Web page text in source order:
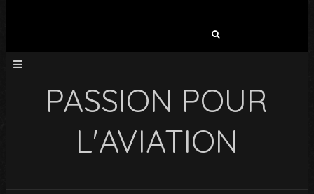
PASSION POUR
L'AVIATION